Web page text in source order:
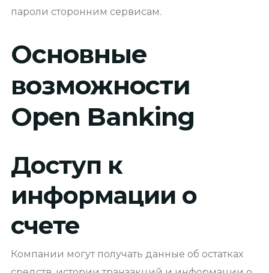
пароли сторонним сервисам.
Основные
возможности
Open Banking
Доступ к
информации о
счете
Компании могут получать данные об остатках